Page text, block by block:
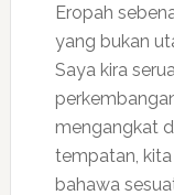
Eropah
yang bukan
Saya kira
mengangkat
tempatan,
bahawa